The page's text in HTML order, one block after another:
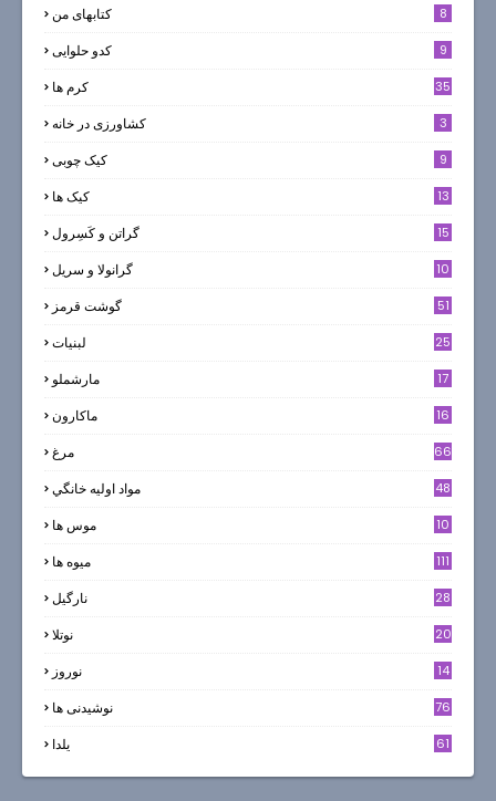
کتابهای من 8
کدو حلوایی 9
کرم ها 35
کشاورزی در خانه 3
کیک چوبی 9
کیک ها
13
گراتن و كَسِرول 15
گرانولا و سريل 10
گوشت قرمز 51
لبنيات 25
مارشملو 17
ماکارون 16
مرغ 66
مواد اوليه خانگي 48
موس ها 10
میوه ها 111
نارگيل 28
نوتلا 20
نوروز
14
نوشیدنی ها 76
یلدا 61